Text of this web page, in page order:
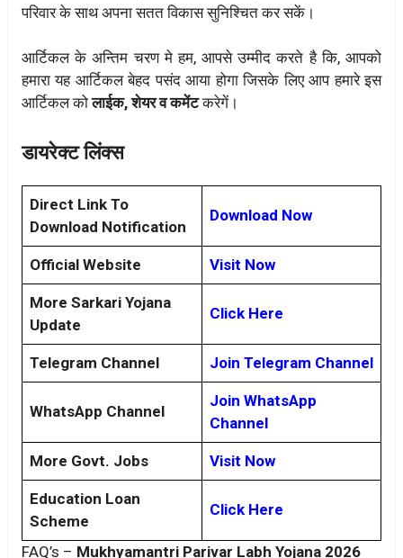
परिवार के साथ अपना सतत विकास सुनिश्चित कर सकें।
आर्टिकल के अन्तिम चरण मे हम, आपसे उम्मीद करते है कि, आपको
हमारा यह आर्टिकल बेहद पसंद आया होगा जिसके लिए आप हमारे इस
आर्टिकल कोलाईक, शेयर व कमेंटकरेगें।
डायरेक्ट लिंक्स
Direct Link To
Download Notification
Download Now
Official Website Visit Now
More Sarkari Yojana
Update
Click Here
Telegram Channel Join Telegram Channel
WhatsApp Channel
Join WhatsApp
Channel
More Govt. Jobs Visit Now
Education Loan
Scheme
Click Here
FAQ’s – Mukhyamantri Parivar Labh Yojana 2026